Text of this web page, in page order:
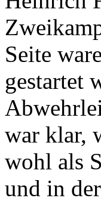
Seite
gestartet
war klar,
wohl als
und in